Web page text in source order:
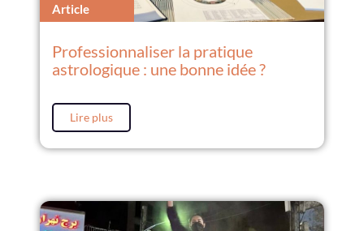
Article
Professionnaliser la pratique
astrologique : une bonne idée ?
Lire plus